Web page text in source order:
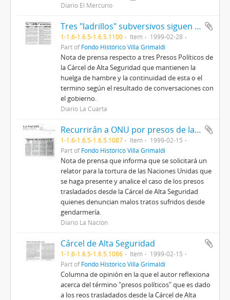
Diario El Mercurio
Tres "ladrillos" subversivos siguen sin mover mandíbula
1-1.6-1.6.5-1.6.5.1100 Item
1999-02-28
Part ofFondo Histórico Villa Grimaldi
Nota de prensa respecto a tres Presos Políticos de
la Cárcel de Alta Seguridad que mantienen la
huelga de hambre y la continuidad de esta o el
termino según el resultado de conversaciones con
el gobierno.
Diario La Cuarta
Recurrirán a ONU por presos de la CAS
1-1.6-1.6.5-1.6.5.1087 Item
1999-02-15
Part ofFondo Histórico Villa Grimaldi
Nota de prensa que informa que se solicitará un
relator para la tortura de las Naciones Unidas que
se haga presente y analice el caso de los presos
trasladados desde la Cárcel de Alta Seguridad
quienes denuncian malos tratos sufridos desde
gendarmería.
Diario La Nación
Cárcel de Alta Seguridad
1-1.6-1.6.5-1.6.5.1086 Item
1999-02-15
Part ofFondo Histórico Villa Grimaldi
Columna de opinión en la que el autor reflexiona
acerca del término "presos políticos" que es dado
a los reos trasladados desde la Cárcel de Alta